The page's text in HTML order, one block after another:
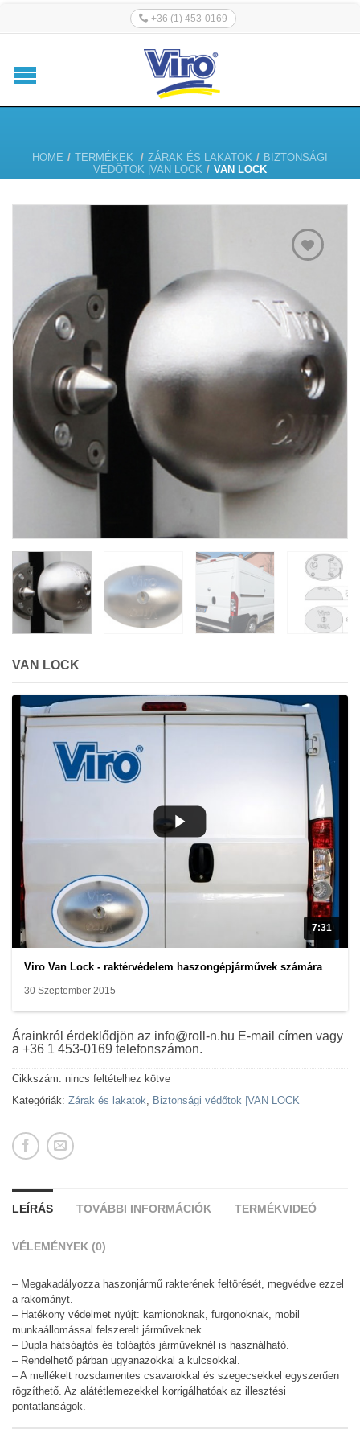
+36 (1) 453-0169
HOME / TERMÉKEK / ZÁRAK ÉS LAKATOK / BIZTONSÁGI
VÉDŐTOK |VAN LOCK / VAN LOCK
VAN LOCK
7:31
Viro Van Lock - raktérvédelem haszongépjárművek számára
30 Szeptember 2015
Árainkról érdeklődjön az info@roll-n.hu E-mail címen vagy
a +36 1 453-0169 telefonszámon.
Cikkszám: nincs feltételhez kötve
Kategóriák: Zárak és lakatok Biztonsági védőtok |VAN LOCK
LEÍRÁS TOVÁBBI INFORMÁCIÓK TERMÉKVIDEÓ
VÉLEMÉNYEK (0)
– Megakadályozza haszonjármű rakterének feltörését, megvédve ezzel
a rakományt.
– Hatékony védelmet nyújt: kamionoknak, furgonoknak, mobil
munkaállomással felszerelt járműveknek.
– Dupla hátsóajtós és tolóajtós járműveknél is használható.
– Rendelhető párban ugyanazokkal a kulcsokkal.
– A mellékelt rozsdamentes csavarokkal és szegecsekkel egyszerűen
rögzíthető. Az alátétlemezekkel korrigálhatóak az illesztési
pontatlanságok.